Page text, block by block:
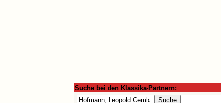
Suche bei den Klassika-Partnern: